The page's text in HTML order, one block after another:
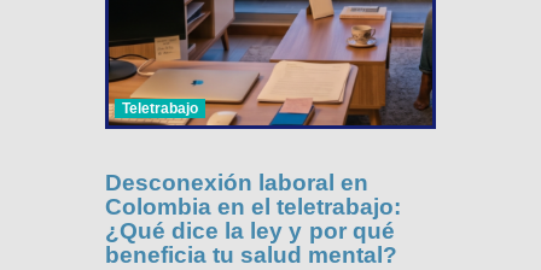
Teletrabajo
Desconexión laboral en
Colombia en el teletrabajo:
¿Qué dice la ley y por qué
beneficia tu salud mental?